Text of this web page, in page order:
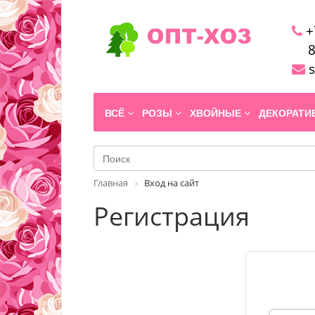
ВСЁ РОЗЫ ХВОЙНЫЕ
Главная Вход на сайт
Регистрация